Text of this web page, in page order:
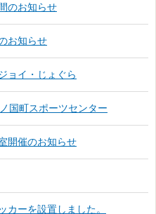
のお知らせ
お知らせ
ョイ・じょぐら
国町スポーツセンター
開催のお知らせ
カーを設置しました。